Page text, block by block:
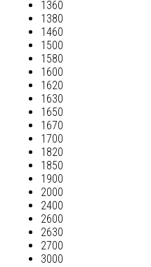
1360
1380
1460
1500
1580
1600
1620
1630
1650
1670
1700
1820
1850
1900
2000
2400
2600
2630
2700
3000